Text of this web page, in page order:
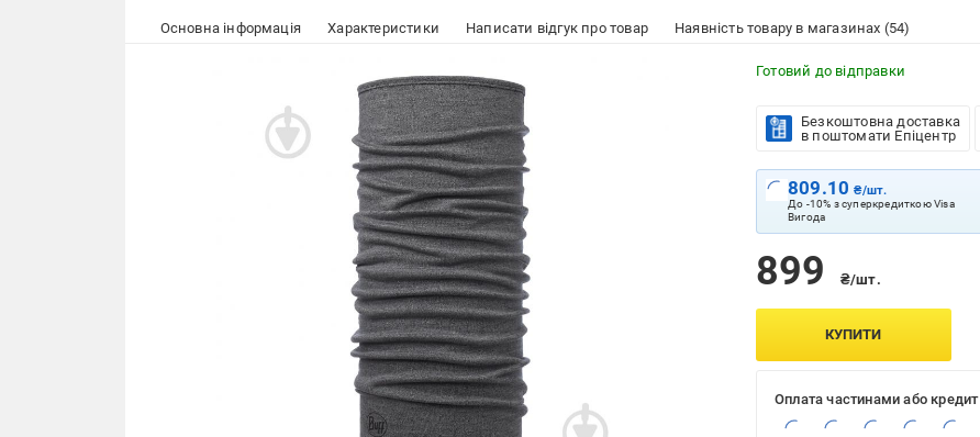
Основна інформація Характеристики Написати відгук про товар Наявність товару в магазинах (54)
Готовий до відправки
Безкоштовна доставка
в поштомати Епіцентр
809.10₴/шт.
До -10% з суперкредиткою Visa
Вигода
899 ₴/шт.
КУПИТИ
Оплата частинами або кредит